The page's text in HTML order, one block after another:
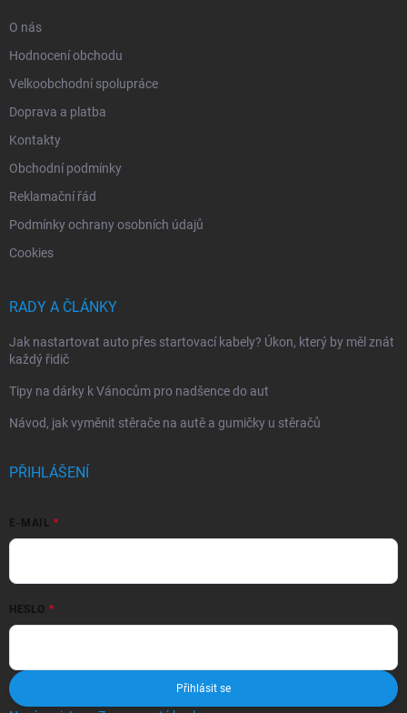
O nás
Hodnocení obchodu
Velkoobchodní spolupráce
Doprava a platba
Kontakty
Obchodní podmínky
Reklamační řád
Podmínky ochrany osobních údajů
Cookies
RADY A ČLÁNKY
Jak nastartovat auto přes startovací kabely? Úkon, který by měl znát
každý řidič
Tipy na dárky k Vánocům pro nadšence do aut
Návod, jak vyměnit stěrače na autě a gumičky u stěračů
PŘIHLÁŠENÍ
E-MAIL
HESLO
Přihlásit se